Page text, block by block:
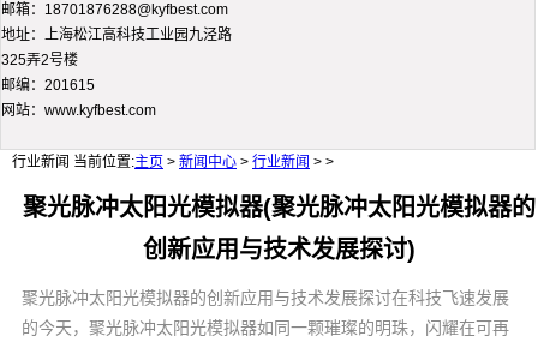
邮箱：18701876288@kyfbest.com
地址：上海松江高科技工业园九泾路
325弄2号楼
邮编：201615
网站：www.kyfbest.com
行业新闻 当前位置:主页 > 新闻中心 > 行业新闻 > >
聚光脉冲太阳光模拟器(聚光脉冲太阳光模拟器的
创新应用与技术发展探讨)
聚光脉冲太阳光模拟器的创新应用与技术发展探讨在科技飞速发展
的今天，聚光脉冲太阳光模拟器如同一颗璀璨的明珠，闪耀在可再